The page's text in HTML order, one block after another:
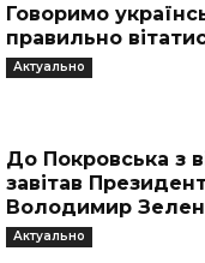
Говоримо
правильно
Актуально
До Покровська з
завітав
Володимир
Актуально